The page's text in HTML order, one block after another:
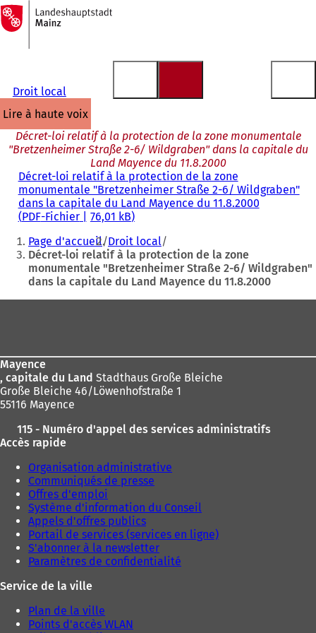
Accéder au contenu
Vers
la
page
d'accueil
Droit local
lire à haute voix
Décret-loi relatif à la protection de la zone monumentale
"Bretzenheimer Straße 2-6/ Wildgraben" dans la capitale du
Land Mayence du 11.8.2000
Décret-loi relatif à la protection de la zone
monumentale "Bretzenheimer Straße 2-6/ Wildgraben"
dans la capitale du Land Mayence du 11.8.2000
PDF-Fichier 76,01 kB
Vous
êtes
Page d'accueil Droit local
Décret-loi relatif à la protection de la zone
monumentale "Bretzenheimer Straße 2-6/ Wildgraben"
dans la capitale du Land Mayence du 11.8.2000
Mayence
, capitale du Land Stadthaus Große Bleiche
Große Bleiche 46/Löwenhofstraße 1
55116 Mayence
115 - Numéro d'appel des services administratifs
Accès rapide
Organisation administrative
Communiqués de presse
Offres d'emploi
Système d'information du Conseil
Appels d'offres publics
Portail de services (services en ligne)
S'abonner à la newsletter
Paramètres de confidentialité
Service de la ville
Plan de la ville
Points d'accès WLAN